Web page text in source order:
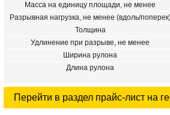
Масса на единицу площади, не менее
Разрывная нагрузка, не менее (вдоль/
Толщина
Удлинение при разрыве, не менее
Ширина рулона
Длина рулона
Перейти в раздел прайс-лист на